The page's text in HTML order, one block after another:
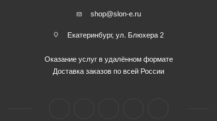
shop@slon-e.ru
Екатеринбург, ул. Блюхера 2
Оказание услуг в удалённом формате
Доставка заказов по всей России